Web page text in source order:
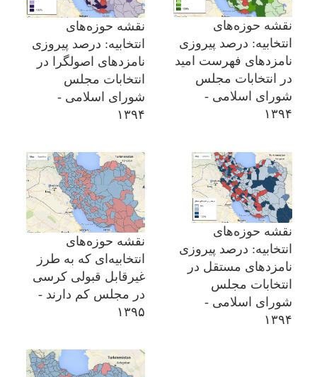
نقشه حوزه‌های
انتخابیه: درصد پیروزی
نامزدهای فهرست امید
در انتخابات مجلس
شورای اسلامی -
۱۳۹۴
نقشه حوزه‌های
انتخابیه: درصد پیروزی
نامزدهای اصولگرا در
انتخابات مجلس
شورای اسلامی -
۱۳۹۴
نقشه حوزه‌های
انتخابیه: درصد پیروزی
نامزدهای مستقل در
انتخابات مجلس
شورای اسلامی -
۱۳۹۴
نقشه حوزه‌های
انتخابیه‌ای که به طرز
غیرقابل قبولی کرسی
در مجلس کم دارند -
۱۳۹۵